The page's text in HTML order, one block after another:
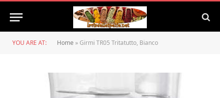
YOU ARE AT: Home » Girmi TR05 Tritatutto, Bianco